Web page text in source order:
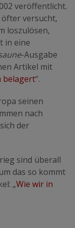
veröffentlicht.
öfter versucht,
loszulösen,
in eine
-Ausgabe
Artikel mit
belagert“.
seinen
nach
der
sind überall
das so kommt
„Wie wir in